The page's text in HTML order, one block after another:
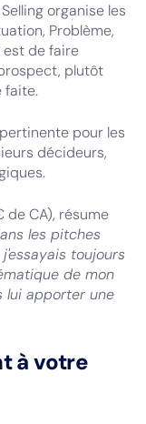
organise les
Problème,
est de faire
plutôt
faite.
pour les
décideurs,
de CA), résume
les pitches
toujours
de mon
lui apporter une
à votre